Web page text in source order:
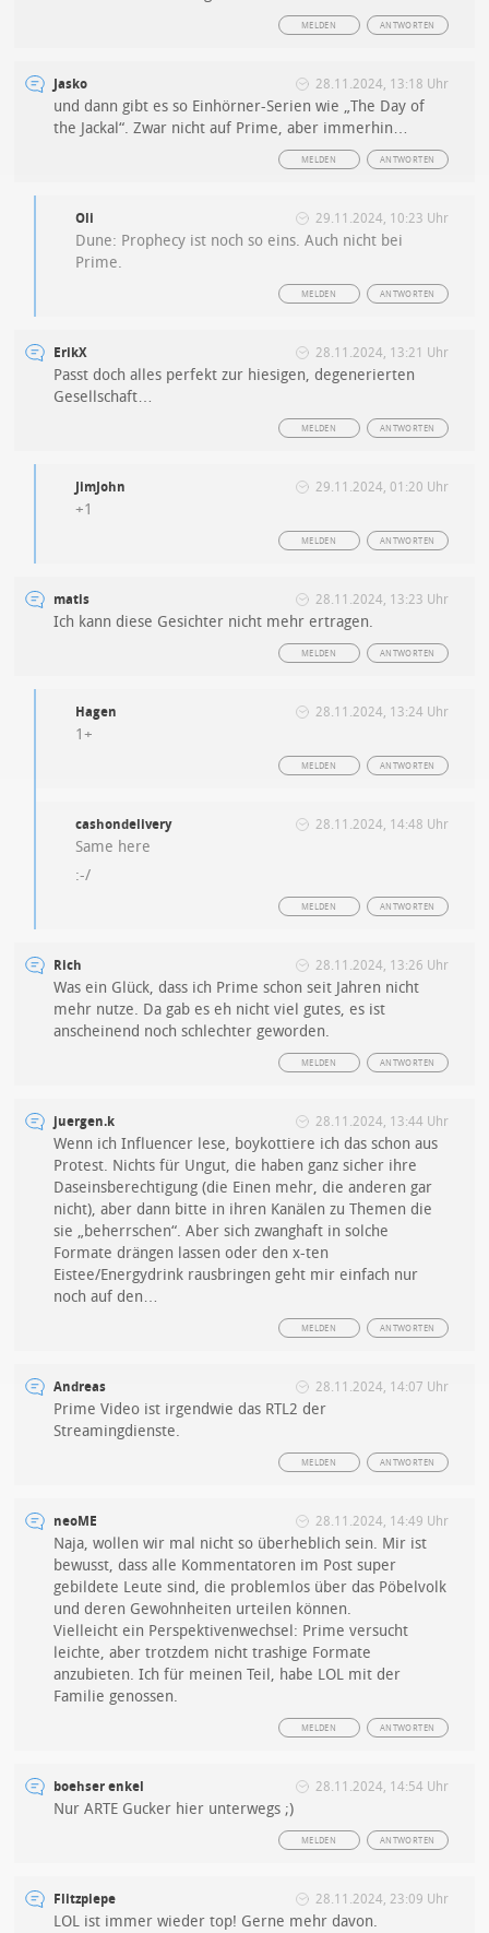
ANTWORTEN
MELDEN
Jasko 28.11.2024, 13:18 Uhr
und dann gibt es so Einhörner-Serien wie „The Day of
the Jackal“. Zwar nicht auf Prime, aber immerhin…
ANTWORTEN
MELDEN
Oli 29.11.2024, 10:23 Uhr
Dune: Prophecy ist noch so eins. Auch nicht bei
Prime.
ANTWORTEN
MELDEN
ErikX 28.11.2024, 13:21 Uhr
Passt doch alles perfekt zur hiesigen, degenerierten
Gesellschaft…
ANTWORTEN
MELDEN
JimJohn 29.11.2024, 01:20 Uhr
+1
ANTWORTEN
MELDEN
matis 28.11.2024, 13:23 Uhr
Ich kann diese Gesichter nicht mehr ertragen.
ANTWORTEN
MELDEN
Hagen 28.11.2024, 13:24 Uhr
1+
ANTWORTEN
MELDEN
cashondelivery 28.11.2024, 14:48 Uhr
Same here
:-/
ANTWORTEN
MELDEN
Rich 28.11.2024, 13:26 Uhr
Was ein Glück, dass ich Prime schon seit Jahren nicht
mehr nutze. Da gab es eh nicht viel gutes, es ist
anscheinend noch schlechter geworden.
ANTWORTEN
MELDEN
juergen.k 28.11.2024, 13:44 Uhr
Wenn ich Influencer lese, boykottiere ich das schon aus
Protest. Nichts für Ungut, die haben ganz sicher ihre
Daseinsberechtigung (die Einen mehr, die anderen gar
nicht), aber dann bitte in ihren Kanälen zu Themen die
sie „beherrschen“. Aber sich zwanghaft in solche
Formate drängen lassen oder den x-ten
Eistee/Energydrink rausbringen geht mir einfach nur
noch auf den…
ANTWORTEN
MELDEN
Andreas 28.11.2024, 14:07 Uhr
Prime Video ist irgendwie das RTL2 der
Streamingdienste.
ANTWORTEN
MELDEN
neoME 28.11.2024, 14:49 Uhr
Naja, wollen wir mal nicht so überheblich sein. Mir ist
bewusst, dass alle Kommentatoren im Post super
gebildete Leute sind, die problemlos über das Pöbelvolk
und deren Gewohnheiten urteilen können.
Vielleicht ein Perspektivenwechsel: Prime versucht
leichte, aber trotzdem nicht trashige Formate
anzubieten. Ich für meinen Teil, habe LOL mit der
Familie genossen.
ANTWORTEN
MELDEN
boehser enkel 28.11.2024, 14:54 Uhr
Nur ARTE Gucker hier unterwegs ;)
ANTWORTEN
MELDEN
Flitzpiepe 28.11.2024, 23:09 Uhr
LOL ist immer wieder top! Gerne mehr davon.